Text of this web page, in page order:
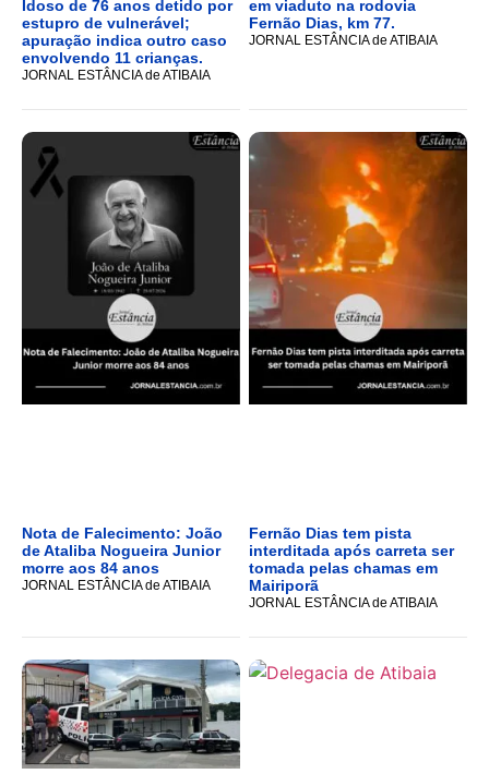
Idoso de 76 anos detido por
estupro de vulnerável;
apuração indica outro caso
envolvendo 11 crianças.
JORNAL ESTÂNCIA de ATIBAIA
em viaduto na rodovia
Fernão Dias, km 77.
JORNAL ESTÂNCIA de ATIBAIA
Nota de Falecimento: João
de Ataliba Nogueira Junior
morre aos 84 anos
JORNAL ESTÂNCIA de ATIBAIA
Fernão Dias tem pista
interditada após carreta ser
tomada pelas chamas em
Mairiporã
JORNAL ESTÂNCIA de ATIBAIA